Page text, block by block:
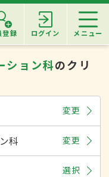
登録 ログイン メニュー
ション科のクリ
変更
科 変更
選択